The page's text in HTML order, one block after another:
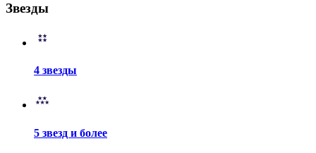
Звезды
4 звезды
5 звезд и более